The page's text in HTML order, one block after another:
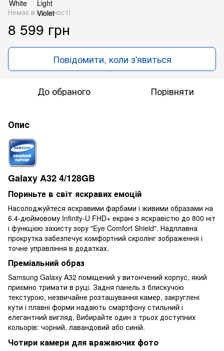
Немає в наявності
8 599 грн
Повідомити, коли з'явиться
До обраного Порівняти
Опис
Galaxy A32 4/128GB
Пориньте в світ яскравих емоцій
Насолоджуйтеся яскравими фарбами і живими образами на
6.4-дюймовому Infinity-U FHD+ екрані з яскравістю до 800 ніт
і функцією захисту зору "Eye Comfort Shield". Надплавна
прокрутка забезпечує комфортний скролінг зображення і
точне управління в додатках.
Преміальний образ
Samsung Galaxy A32 поміщений у витончений корпус, який
приємно тримати в руці. Задня панель з блискучою
текстурою, незвичайне розташування камер, закруглені
кути і плавні форми надають смартфону стильний і
елегантний вигляд. Вибирайте один з трьох доступних
кольорів: чорний, лавандовий або синій.
Чотири камери для вражаючих фото